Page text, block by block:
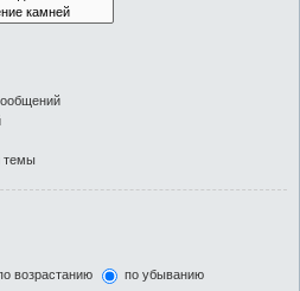
темы
возрастанию
по убыванию